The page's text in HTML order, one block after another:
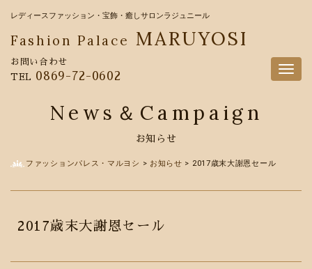
レディースファッション・宝飾・癒しサロンラジュニール
Fashion Palace MARUYOSI
お問い合わせ
TEL
0869-72-0602
News＆Campaign
お知らせ
ファッションパレス・マルヨシ > お知らせ > 2017歳末大謝恩セール
2017歳末大謝恩セール